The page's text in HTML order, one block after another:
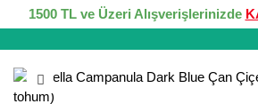
1500 TL ve Üzeri Alışverişlerinizde